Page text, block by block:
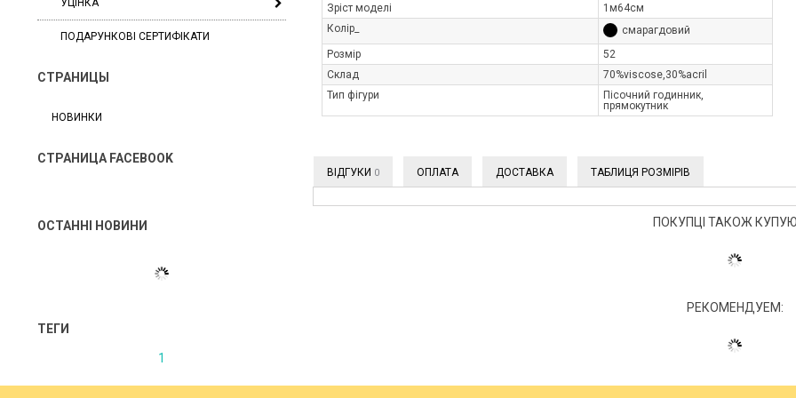
УЦІНКА
ПОДАРУНКОВІ СЕРТИФІКАТИ
СТРАНИЦЫ
НОВИНКИ
СТРАНИЦА FACEBOOK
ОСТАННІ НОВИНИ
ТЕГИ
1
Зріст моделі
1м64см
Колір_
смарагдовий
Розмір
52
Склад
70%viscose,30%aсril
Тип фігури
Пісочний годинник,
прямокутник
ВІДГУКИ 0 ОПЛАТА ДОСТАВКА ТАБЛИЦЯ РОЗМІРІВ
ПОКУПЦІ ТАКОЖ
РЕКОМЕНДУЕМ: